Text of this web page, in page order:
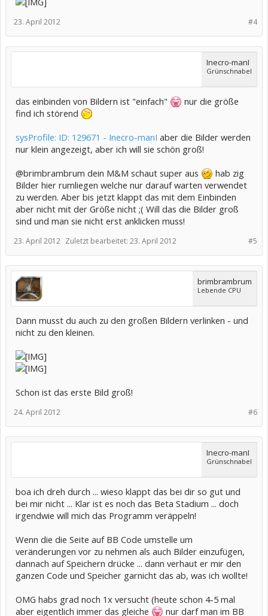
#4
23. April 2012
Inecro-manI
Grünschnabel
das einbinden von Bildern ist "einfach"
nur die größe
find ich störend
sysProfile: ID: 129671 - Inecro-manI aber die Bilder werden
nur klein angezeigt, aber ich will sie schön groß!
@brimbrambrum dein M&M schaut super aus
hab zig
Bilder hier rumliegen welche nur darauf warten verwendet
zu werden. Aber bis jetzt klappt das mit dem Einbinden
aber nicht mit der Größe nicht ;( Will das die Bilder groß
sind und man sie nicht erst anklicken muss!
#5
23. April 2012 Zuletzt bearbeitet: 23. April 2012
brimbrambrum
Lebende CPU
Dann musst du auch zu den großen Bildern verlinken - und
nicht zu den kleinen.
Schon ist das erste Bild groß!
#6
24. April 2012
Inecro-manI
Grünschnabel
boa ich dreh durch ... wieso klappt das bei dir so gut und
bei mir nicht ... Klar ist es noch das Beta Stadium ... doch
irgendwie will mich das Programm veräppeln!
Wenn die die Seite auf BB Code umstelle um
veränderungen vor zu nehmen als auch Bilder einzufügen,
dannach auf Speichern drücke ... dann verhaut er mir den
ganzen Code und Speicher garnicht das ab, was ich wollte!
OMG habs grad noch 1x versucht (heute schon 4-5 mal
aber eigentlich immer das gleiche
nur darf man im BB